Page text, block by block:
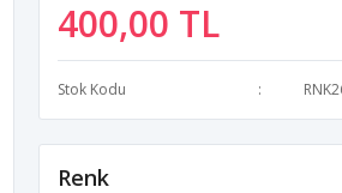
400,00 TL
Stok Kodu
Renk